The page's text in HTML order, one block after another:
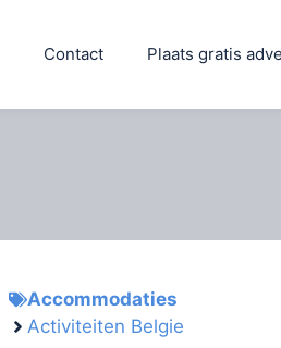
Contact Plaats gratis
Accommodaties
Activiteiten Belgie